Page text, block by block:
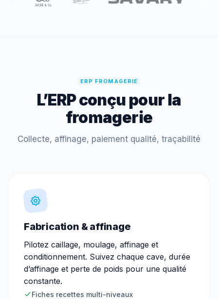
ERP FROMAGERIE
L’ERP conçu pour la
fromagerie
Collecte, affinage, paiement qualité, traçabilité
Fabrication & affinage
Pilotez caillage, moulage, affinage et
conditionnement. Suivez chaque cave, durée
d’affinage et perte de poids pour une qualité
constante.
Fiches recettes multi-niveaux